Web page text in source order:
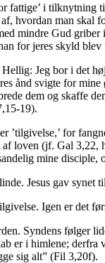
i tilknytning
hvordan man
mindre Gud
for jeres skyld
Jeg bor i det
ånd svigte for
dem og skaffe
19).
’tilgivelse,’ for
loven (jf. Gal
mine disciple,
Jesus gav
Igen er det
Syndens følger
er i himlene;
sig alt” (Fil 3,20f).